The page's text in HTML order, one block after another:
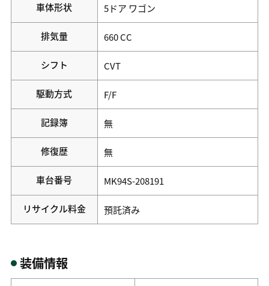
車体形状 5ドア ワゴン
排気量 660 CC
シフト CVT
駆動方式 F/F
記録簿 無
修復歴 無
車台番号 MK94S-208191
リサイクル料金 預託済み
装備情報